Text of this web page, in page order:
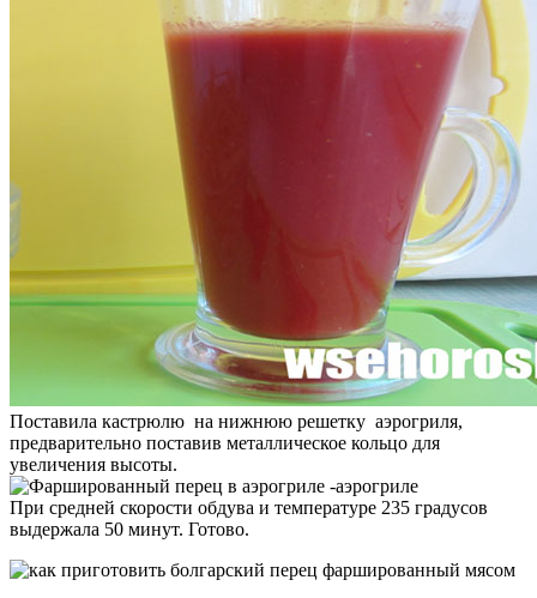
Поставила кастрюлю на нижнюю решетку аэрогриля,
предварительно поставив металлическое кольцо для
увеличения высоты.
При средней скорости обдува и температуре 235 градусов
выдержала 50 минут. Готово.